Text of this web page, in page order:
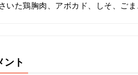
いた鶏胸肉、アボカド、しそ、ご
ント